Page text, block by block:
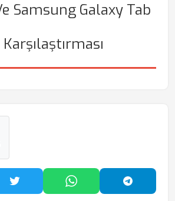
Samsung Galaxy Tab
Paylaş
Twitter'da PaylaşWhatsApp'ta Paylaş